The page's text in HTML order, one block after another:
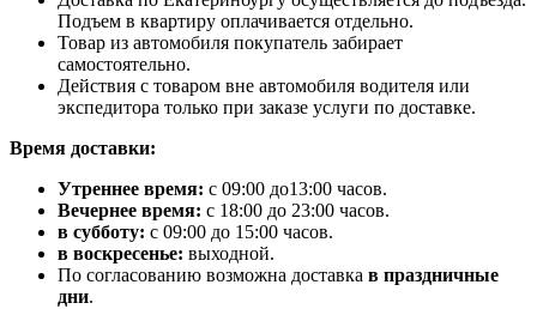
Подъем в квартиру оплачивается отдельно.
Товар из автомобиля покупатель забирает
самостоятельно.
Действия с товаром вне автомобиля водителя или
экспедитора только при заказе услуги по доставке.
Время доставки:
Утреннее время: с 09:00 до13:00 часов.
Вечернее время: с 18:00 до 23:00 часов.
в субботу: с 09:00 до 15:00 часов.
в воскресенье: выходной.
По согласованию возможна доставка в праздничные
дни.